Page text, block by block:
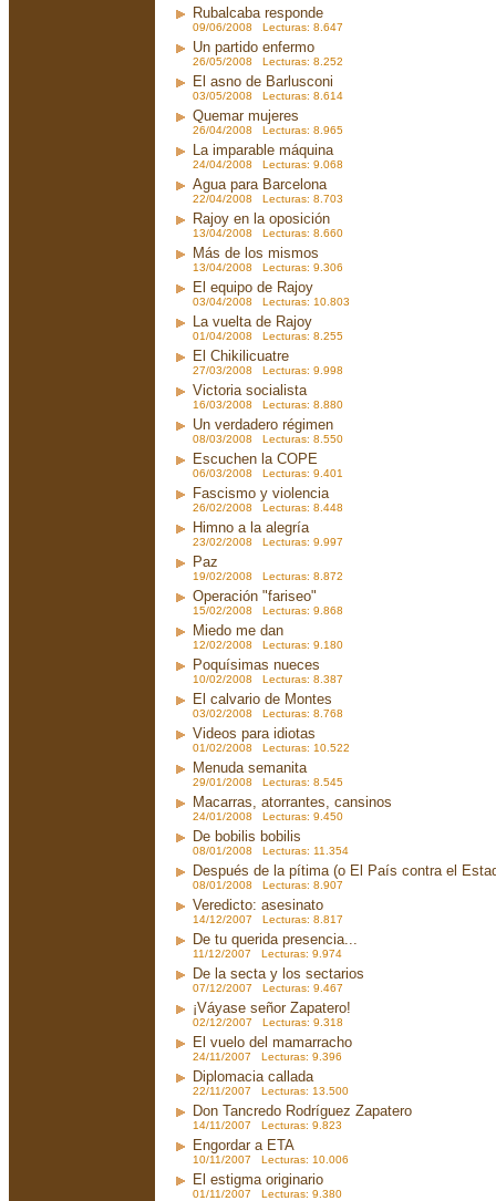
Rubalcaba responde
09/06/2008 Lecturas: 8.647
Un partido enfermo
26/05/2008 Lecturas: 8.252
El asno de Barlusconi
03/05/2008 Lecturas: 8.614
Quemar mujeres
26/04/2008 Lecturas: 8.965
La imparable máquina
24/04/2008 Lecturas: 9.068
Agua para Barcelona
22/04/2008 Lecturas: 8.703
Rajoy en la oposición
13/04/2008 Lecturas: 8.660
Más de los mismos
13/04/2008 Lecturas: 9.306
El equipo de Rajoy
03/04/2008 Lecturas: 10.803
La vuelta de Rajoy
01/04/2008 Lecturas: 8.255
El Chikilicuatre
27/03/2008 Lecturas: 9.998
Victoria socialista
16/03/2008 Lecturas: 8.880
Un verdadero régimen
08/03/2008 Lecturas: 8.550
Escuchen la COPE
06/03/2008 Lecturas: 9.401
Fascismo y violencia
26/02/2008 Lecturas: 8.448
Himno a la alegría
23/02/2008 Lecturas: 9.997
Paz
19/02/2008 Lecturas: 8.872
Operación "fariseo"
15/02/2008 Lecturas: 9.868
Miedo me dan
12/02/2008 Lecturas: 9.180
Poquísimas nueces
10/02/2008 Lecturas: 8.387
El calvario de Montes
03/02/2008 Lecturas: 8.768
Videos para idiotas
01/02/2008 Lecturas: 10.522
Menuda semanita
29/01/2008 Lecturas: 8.545
Macarras, atorrantes, cansinos
24/01/2008 Lecturas: 9.450
De bobilis bobilis
08/01/2008 Lecturas: 11.354
Después de la pítima (o El País contra el
08/01/2008 Lecturas: 8.907
Veredicto: asesinato
14/12/2007 Lecturas: 8.817
De tu querida presencia...
11/12/2007 Lecturas: 9.974
De la secta y los sectarios
07/12/2007 Lecturas: 9.467
¡Váyase señor Zapatero!
02/12/2007 Lecturas: 9.318
El vuelo del mamarracho
24/11/2007 Lecturas: 9.396
Diplomacia callada
22/11/2007 Lecturas: 13.500
Don Tancredo Rodríguez Zapatero
14/11/2007 Lecturas: 9.823
Engordar a ETA
10/11/2007 Lecturas: 10.006
El estigma originario
01/11/2007 Lecturas: 9.380